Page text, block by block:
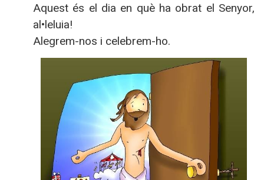
Aquest és el dia en què ha obrat el Senyor,
al•leluia!
Alegrem-nos i celebrem-ho.